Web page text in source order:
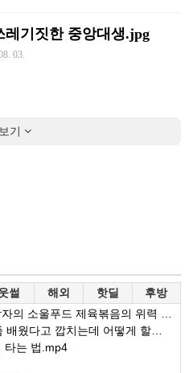
레기짓한 중앙대생.jpg
03.
기
썰 해외 핫딜 후방
소울푸드 제육볶음의 위력 ㅋㅋ
다고 깝치는데 어떻게 할까요?
타는 법.mp4